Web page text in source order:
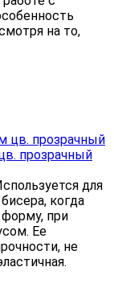
на то,
прозрачный
для
когда
при
Ее
не